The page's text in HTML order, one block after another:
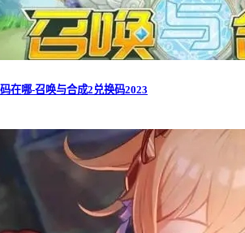
在哪-召唤与合成2兑换码2023